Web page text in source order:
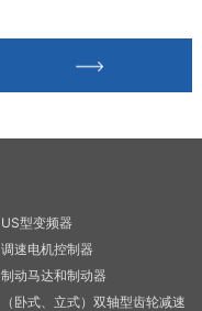
US型变频器
调速电机控制器
制动马达和制动器
（卧式、立式）双轴型齿轮减速